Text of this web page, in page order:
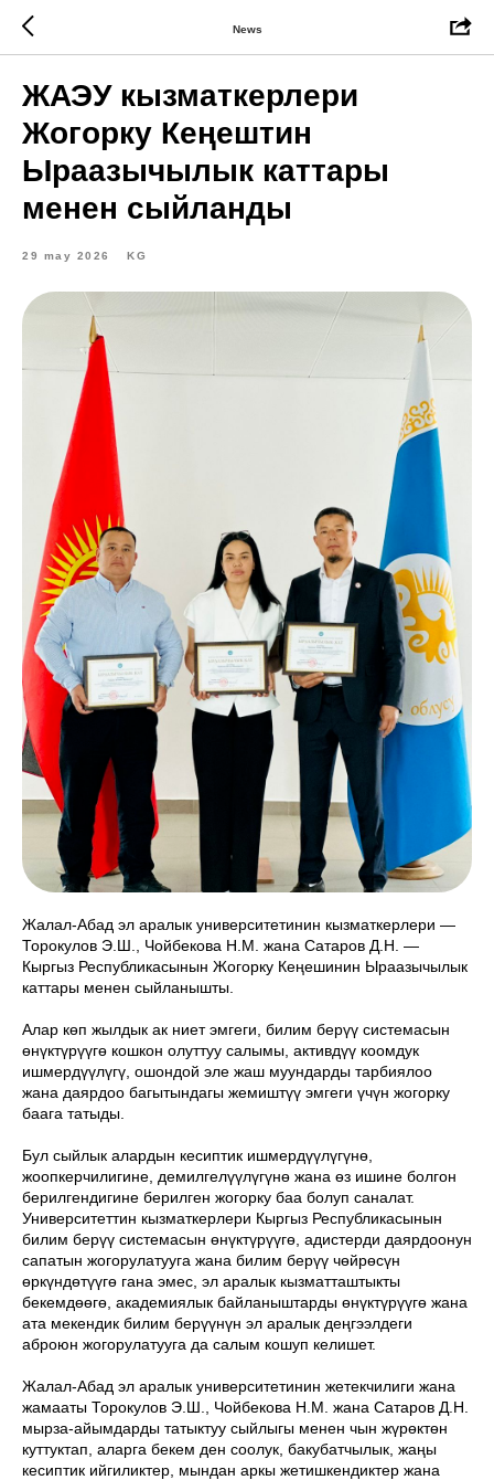
News
ЖАЭУ кызматкерлери
Жогорку Кеңештин
Ыраазычылык каттары
менен сыйланды
29 may 2026 KG
Жалал-Абад эл аралык университетинин кызматкерлери —
Торокулов Э.Ш., Чойбекова Н.М. жана Сатаров Д.Н. —
Кыргыз Республикасынын Жогорку Кеңешинин Ыраазычылык
каттары менен сыйланышты.
Алар көп жылдык ак ниет эмгеги, билим берүү системасын
өнүктүрүүгө кошкон олуттуу салымы, активдүү коомдук
ишмердүүлүгү, ошондой эле жаш муундарды тарбиялоо
жана даярдоо багытындагы жемиштүү эмгеги үчүн жогорку
баага татыды.
Бул сыйлык алардын кесиптик ишмердүүлүгүнө,
жоопкерчилигине, демилгелүүлүгүнө жана өз ишине болгон
берилгендигине берилген жогорку баа болуп саналат.
Университеттин кызматкерлери Кыргыз Республикасынын
билим берүү системасын өнүктүрүүгө, адистерди даярдоонун
сапатын жогорулатууга жана билим берүү чөйрөсүн
өркүндөтүүгө гана эмес, эл аралык кызматташтыкты
бекемдөөгө, академиялык байланыштарды өнүктүрүүгө жана
ата мекендик билим берүүнүн эл аралык деңгээлдеги
аброюн жогорулатууга да салым кошуп келишет.
Жалал-Абад эл аралык университетинин жетекчилиги жана
жамааты Торокулов Э.Ш., Чойбекова Н.М. жана Сатаров Д.Н.
мырза-айымдарды татыктуу сыйлыгы менен чын жүрөктөн
куттуктап, аларга бекем ден соолук, бакубатчылык, жаңы
кесиптик ийгиликтер, мындан аркы жетишкендиктер жана